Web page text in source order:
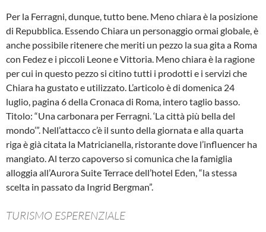
Per la Ferragni, dunque, tutto bene. Meno chiara è la posizione
di Repubblica. Essendo Chiara un personaggio ormai globale, è
anche possibile ritenere che meriti un pezzo la sua gita a Roma
con Fedez e i piccoli Leone e Vittoria. Meno chiara è la ragione
per cui in questo pezzo si citino tutti i prodotti e i servizi che
Chiara ha gustato e utilizzato. L’articolo è di domenica 24
luglio, pagina 6 della Cronaca di Roma, intero taglio basso.
Titolo: “Una carbonara per Ferragni. ‘La città più bella del
mondo’”. Nell’attacco c’è il sunto della giornata e alla quarta
riga è già citata la Matricianella, ristorante dove l’influencer ha
mangiato. Al terzo capoverso si comunica che la famiglia
alloggia all’Aurora Suite Terrace dell’hotel Eden, “la stessa
scelta in passato da Ingrid Bergman”.
TURISMO ESPERENZIALE